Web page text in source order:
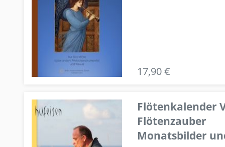
17,90 €
Flötenkalender
Flötenzauber
Monatsbilder